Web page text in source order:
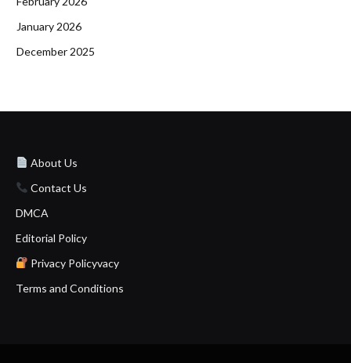
January 2026
December 2025
About Us
Contact Us
DMCA
Editorial Policy
Privacy Policyvacy
Terms and Conditions